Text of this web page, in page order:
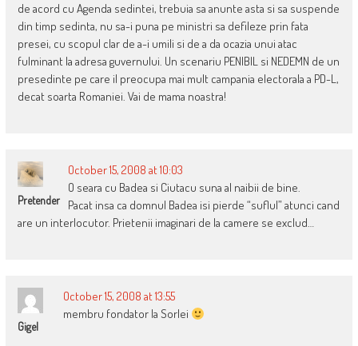
de acord cu Agenda sedintei, trebuia sa anunte asta si sa suspende
din timp sedinta, nu sa-i puna pe ministri sa defileze prin fata
presei, cu scopul clar de a-i umili si de a da ocazia unui atac
fulminant la adresa guvernului. Un scenariu PENIBIL si NEDEMN de un
presedinte pe care il preocupa mai mult campania electorala a PD-L,
decat soarta Romaniei. Vai de mama noastra!
Pretender
October 15, 2008 at 10:03
O seara cu Badea si Ciutacu suna al naibii de bine.
Pacat insa ca domnul Badea isi pierde “suflul” atunci cand
are un interlocutor. Prietenii imaginari de la camere se exclud…
Gigel
October 15, 2008 at 13:55
membru fondator la Sorlei